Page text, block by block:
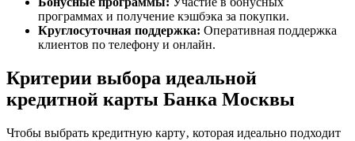
программах и получение кэшбэка за покупки.
Круглосуточная поддержка: Оперативная поддержка
клиентов по телефону и онлайн.
Критерии выбора идеальной
кредитной карты Банка Москвы
Чтобы выбрать кредитную карту‚ которая идеально подходит